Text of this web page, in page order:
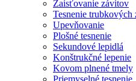
Zaisťovanie závitov
Tesnenie trubkových
Upevňovanie
Plošné tesnenie
Sekundové lepidlá
Konštrukčné lepenie
Kovom plnené tmely
Priemyselné tesnenie